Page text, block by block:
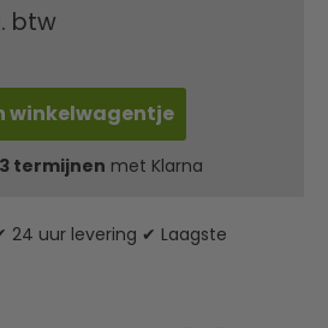
btw
winkelwagentje
termijnen met Klarna
24 uur levering ✔ Laagste